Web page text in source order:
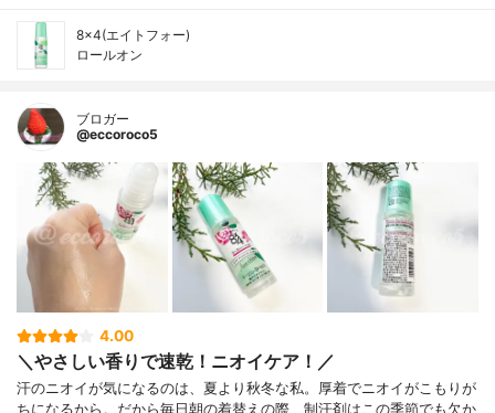
8×4(エイトフォー)
ロールオン
ブロガー
@eccoroco5
4.00
＼やさしい香りで速乾！ニオイケア！／
汗のニオイが気になるのは、夏より秋冬な私。厚着でニオイがこもりが
ちになるから。だから毎日朝の着替えの際、制汗剤はこの季節でも欠か